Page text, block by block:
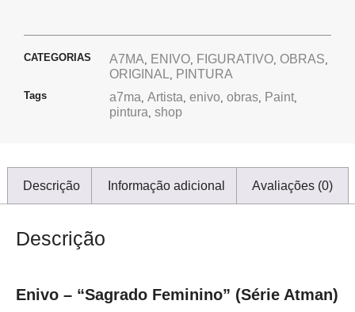
CATEGORIAS A7MA, ENIVO, FIGURATIVO, OBRAS,
ORIGINAL, PINTURA
Tags a7ma, Artista, enivo, obras, Paint,
pintura, shop
Descrição Informação adicional Avaliações (0)
Descrição
Enivo – “Sagrado Feminino” (Série Atman)